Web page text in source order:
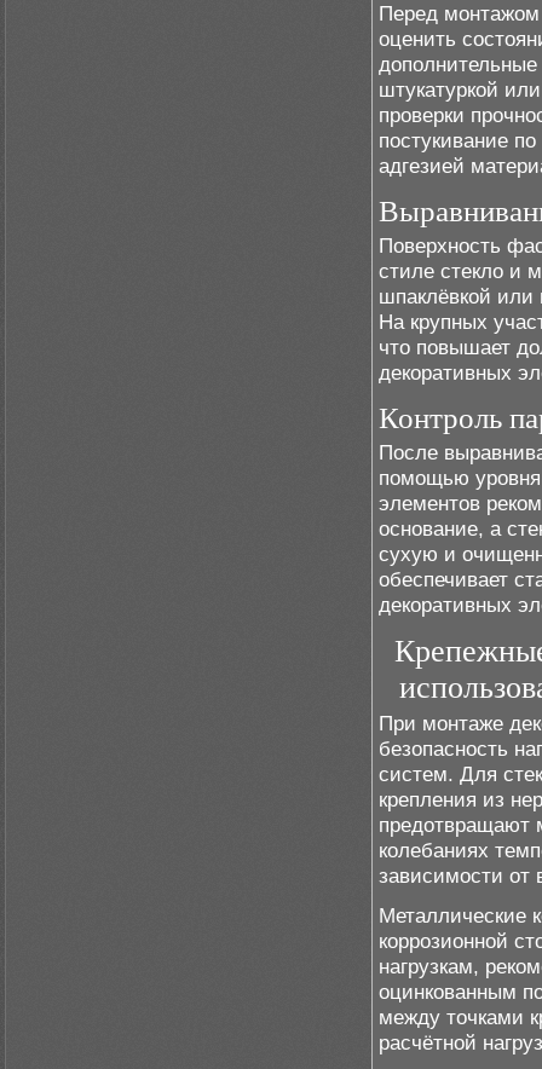
Перед монтажом
оценить
штукатуркой
проверки
постукивание
адгезией
Поверхность
стиле стекло и
шпаклёвкой
На крупных
что повышает
декоративных
Контроль
После
помощью уровня
элементов
основание, а
сухую и
обеспечивает
декоративных
При монтаже
безопасность
систем. Для
крепления из
предотвращают
колебаниях
зависимости от
Металлические
коррозионной
нагрузкам,
оцинкованным
между точками
расчётной